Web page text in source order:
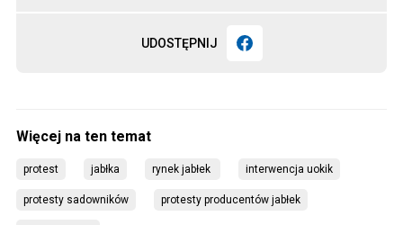
UDOSTĘPNIJ
protest jabłka rynek jabłek interwencja uokik
protesty sadowników protesty producentów jabłek